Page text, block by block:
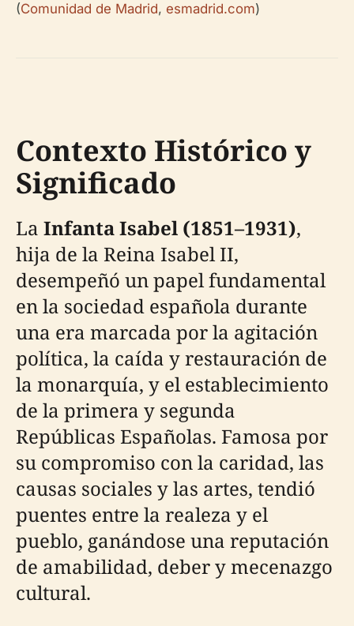
(Comunidad de Madrid, esmadrid.com)
Contexto Histórico y
Significado
La Infanta Isabel (1851–1931),
hija de la Reina Isabel II,
desempeñó un papel fundamental
en la sociedad española durante
una era marcada por la agitación
política, la caída y restauración de
la monarquía, y el establecimiento
de la primera y segunda
Repúblicas Españolas. Famosa por
su compromiso con la caridad, las
causas sociales y las artes, tendió
puentes entre la realeza y el
pueblo, ganándose una reputación
de amabilidad, deber y mecenazgo
cultural.